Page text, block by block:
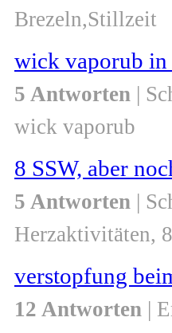
Brezeln,Stillzeit
wick vaporub in
5 Antworten |
wick vaporub
8 SSW, aber
5 Antworten |
Herzaktivitäten,
verstopfung
12 Antworten |